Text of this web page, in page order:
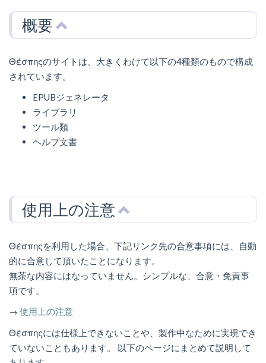
概要
Θέσπηςのサイトは、大きくわけて以下の4種類のもので構成
されています。
EPUBジェネレータ
ライブラリ
ツール類
ヘルプ文書
使用上の注意
Θέσπηςを利用した場合、下記リンク先の合意事項には、自動
的に合意して頂いたことになります。
無茶な内容にはなっていません。シンプルな、合意・免責事
項です。
→ 使用上の注意
Θέσπηςには仕様上できないことや、製作中なために実現でき
ていないこともあります。 以下のページにまとめて説明して